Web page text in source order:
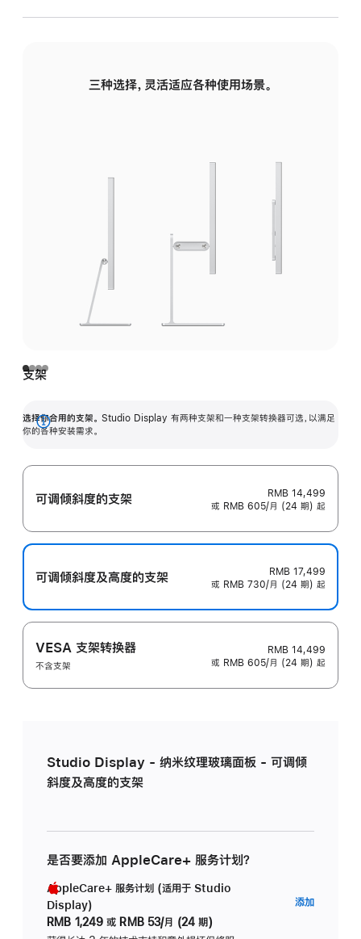
三种选择，灵活适应各种使用场景。
支架
选择你合用的支架。 Studio Display 有两种支架和一种支架转换器可选，以满足
你的各种安装需求。
展
可调倾斜度的支架
RMB 14,499
或 RMB 605/月 (24 期) 起
可调倾斜度及高‍度的支‍架
RMB 17,499
或 RMB 730/月 (24 期) 起
VESA 支架转换器
不含支架
RMB 14,499
或 RMB 605/月 (24 期) 起
Studio Display - 纳米纹理玻璃面板 - 可调倾
斜度及高度的支架
是否要添加 AppleCare+ 服务计划？
AppleCare+ 服务计划 (适用于 Studio
Display)
RMB 1,249 或 RMB 53/月 (24 期)
添加